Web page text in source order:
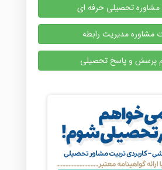
تحصیلی حرفه ای
مشاوره مدیریت رابطه
پرسش و پاسخ تحصیلی